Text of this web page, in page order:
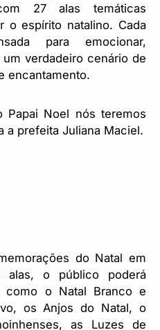
27 alas temáticas
o espírito natalino. Cada
para emocionar,
verdadeiro cenário de
encantamento.
Papai Noel nós teremos
a prefeita Juliana Maciel.
do Natal em
alas, o público poderá
como o Natal Branco e
os Anjos do Natal, o
as Luzes de